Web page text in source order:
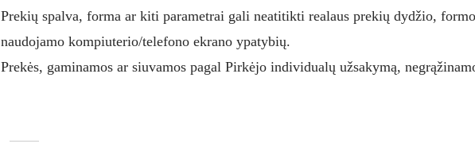
Prekių spalva, forma ar kiti parametrai gali neatitikti realaus prekių dydžio,
naudojamo kompiuterio/telefono ekrano ypatybių.
Prekės, gaminamos ar siuvamos pagal Pirkėjo individualų užsakymą,